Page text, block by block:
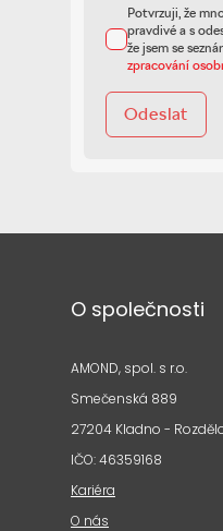
Potvrzuji, že
pravdivé a s
že jsem se
zpracování
Odeslat
O společnosti
AMOND, spol. s r.o.
Smečenská 889
27204 Kladno -
IČO: 46359168
Kariéra
O nás